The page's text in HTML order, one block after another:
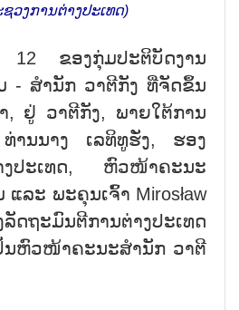
ວງການຕ່າງປະເທດ)
12 ຂອງກຸ່ມປະຕິບັດງານ
- ສຳນັກ ວາຕີກັງ ທີ່ຈັດຂຶ້ນ
, ຢູ່ ວາຕີກັງ, ພາຍໃຕ້ການ
ານນາງ ເລທິທູຮັ່ງ, ຮອງ
ງປະເທດ, ຫົວໜ້າຄະນະ
ລະ ພະຄຸນເຈົ້າ Mirosław
ລັດຖະມົນຕີການຕ່າງປະເທດ
ນຫົວໜ້າຄະນະສຳນັກ ວາຕີ